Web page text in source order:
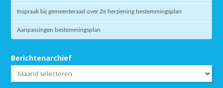
Inspraak bij gemeenteraad over 2e herziening bestemmingsplan
Aanpassingen bestemmingsplan
Berichtenarchief